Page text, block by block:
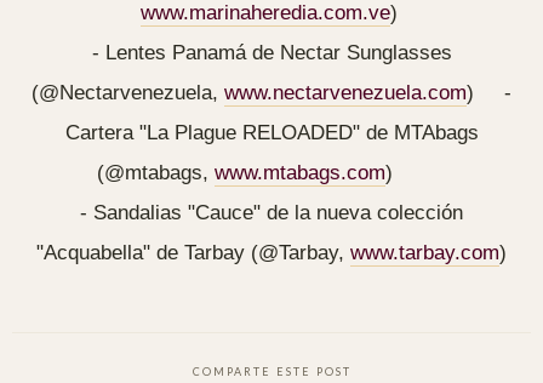
www.marinaheredia.com.ve)
- Lentes Panamá de Nectar Sunglasses
(@Nectarvenezuela, www.nectarvenezuela.com) -
Cartera "La Plague RELOADED" de MTAbags
(@mtabags, www.mtabags.com)
- Sandalias "Cauce" de la nueva colección
"Acquabella" de Tarbay (@Tarbay, www.tarbay.com)
COMPARTE ESTE POST